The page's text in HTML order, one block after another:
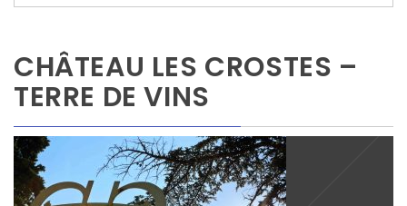
CHÂTEAU LES CROSTES –
TERRE DE VINS